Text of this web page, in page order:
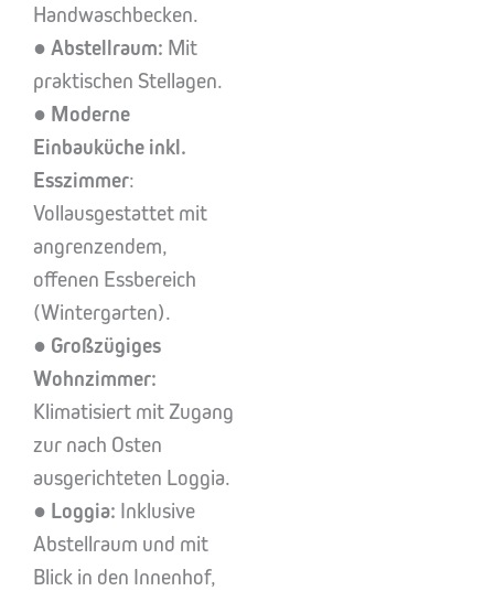
Handwaschbecken.
● Abstellraum: Mit
praktischen Stellagen.
● Moderne
Einbauküche inkl.
Esszimmer:
Vollausgestattet mit
angrenzendem,
offenen Essbereich
(Wintergarten).
● Großzügiges
Wohnzimmer:
Klimatisiert mit Zugang
zur nach Osten
ausgerichteten Loggia.
● Loggia: Inklusive
Abstellraum und mit
Blick in den Innenhof,